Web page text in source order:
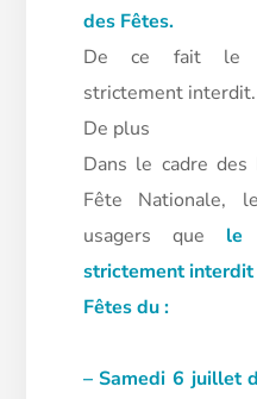
des Fêtes.
De ce fait le
strictement interdit.
De plus
Dans le cadre
Fête Nationale,
usagers que le
strictement
Fêtes du :
– Samedi 6 juillet